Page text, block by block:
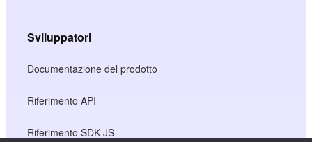
Sviluppatori
Documentazione del prodotto
Riferimento API
Riferimento SDK JS